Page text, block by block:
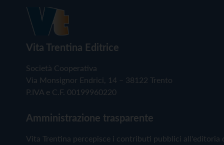
Vita Trentina Editrice
Società Cooperativa
Via Monsignor Endrici, 14 – 38122 Trento
P.IVA e C.F. 00199960220
Amministrazione trasparente
Vita Trentina percepisce i contributi pubblici all'editoria